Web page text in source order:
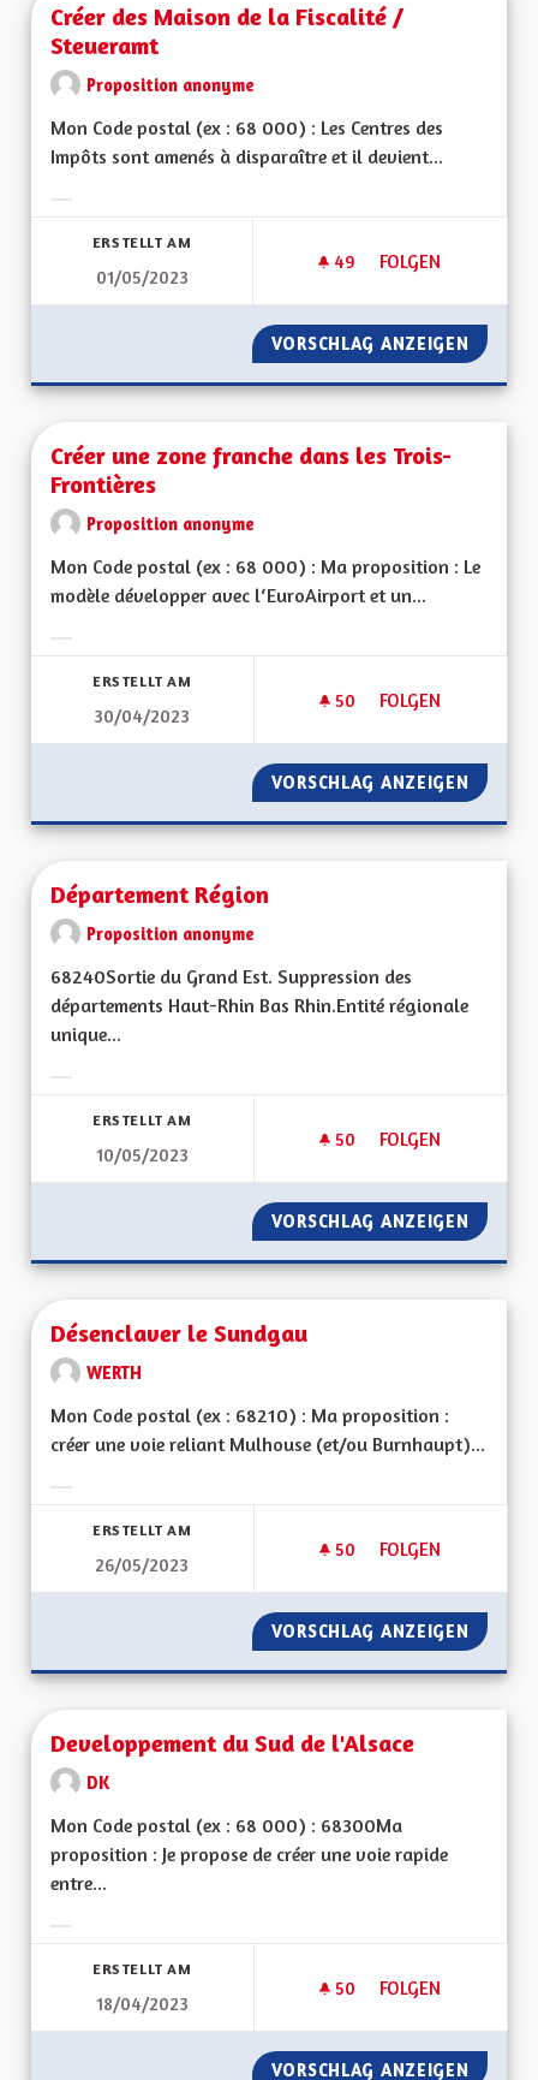
Créer des Maison de la Fiscalité /
Steueramt
Proposition anonyme
Mon Code postal (ex : 68 000) : Les Centres des
Impôts sont amenés à disparaître et il devient...
ERSTELLT AM
01/05/2023
49 49 FOLLOWER
FOLGEN
CRÉER DES
VORSCHLAG ANZEIGEN
Créer une zone franche dans les Trois-
Frontières
Proposition anonyme
Mon Code postal (ex : 68 000) : Ma proposition : Le
modèle développer avec l‘EuroAirport et un...
ERSTELLT AM
30/04/2023
50 50 FOLLOWER
FOLGEN
CRÉER UNE ZONE
VORSCHLAG ANZEIGEN
Département Région
Proposition anonyme
68240Sortie du Grand Est. Suppression des
départements Haut-Rhin Bas Rhin.Entité régionale
unique...
ERSTELLT AM
10/05/2023
50 50 FOLLOWER
FOLGEN
DÉPARTEMENT
VORSCHLAG ANZEIGEN
Désenclaver le Sundgau
WERTH
Mon Code postal (ex : 68210) : Ma proposition :
créer une voie reliant Mulhouse (et/ou Burnhaupt)...
ERSTELLT AM
26/05/2023
50 50 FOLLOWER
FOLGEN
DÉSENCLAVER LE
VORSCHLAG ANZEIGEN
Developpement du Sud de l'Alsace
DK
Mon Code postal (ex : 68 000) : 68300Ma
proposition : Je propose de créer une voie rapide
entre...
ERSTELLT AM
18/04/2023
50 50 FOLLOWER
FOLGEN
DEVELOPPEMENT
VORSCHLAG ANZEIGEN